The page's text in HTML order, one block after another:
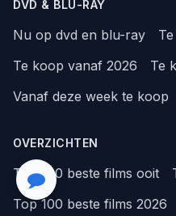
DVD & BLU-RAY
Nu op dvd en blu-ray
Te koop vanaf 2026
Te
Vanaf deze week te koop
OVERZICHTEN
Top 100 beste films ooit
Top 100 beste films 2026